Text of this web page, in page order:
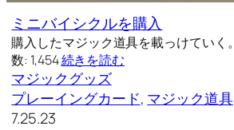
ミニバイシクルを購入
購入したマジック道具を載っけていく
数: 1,454続きを読む
マジックグッズ
プレーイングカード, マジック道具
7.25.23